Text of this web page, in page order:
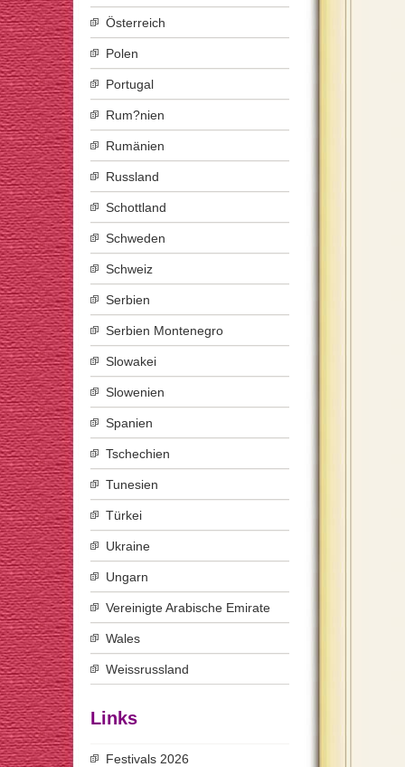
Österreich
Polen
Portugal
Rum?nien
Rumänien
Russland
Schottland
Schweden
Schweiz
Serbien
Serbien Montenegro
Slowakei
Slowenien
Spanien
Tschechien
Tunesien
Türkei
Ukraine
Ungarn
Vereinigte Arabische Emirate
Wales
Weissrussland
Links
Festivals 2026